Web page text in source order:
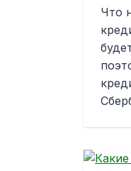
Что